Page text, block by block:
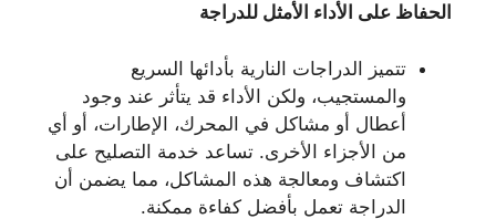
الحفاظ على الأداء الأمثل للدراجة
تتميز الدراجات النارية بأدائها السريع
والمستجيب، ولكن الأداء قد يتأثر عند وجود
أعطال أو مشاكل في المحرك، الإطارات، أو أي
من الأجزاء الأخرى. تساعد خدمة التصليح على
اكتشاف ومعالجة هذه المشاكل، مما يضمن أن
الدراجة تعمل بأفضل كفاءة ممكنة.